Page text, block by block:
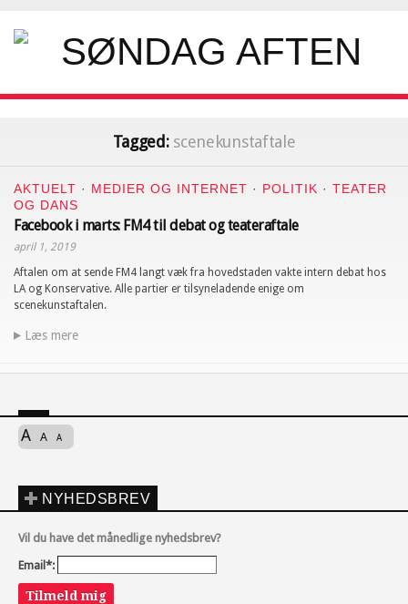
Tagged: scenekunstaftale
AKTUELT · MEDIER OG INTERNET · POLITIK · TEATER
OG DANS
Facebook i marts: FM4 til debat og teateraftale
april 1, 2019
Aftalen om at sende FM4 langt væk fra hovedstaden vakte intern debat hos
LA og Konservative. Alle partier er tilsyneladende enige om
scenekunstaftalen.
Læs mere
A A A
NYHEDSBREV
Vil du have det månedlige nyhedsbrev?
Email*:
Tilmeld mig